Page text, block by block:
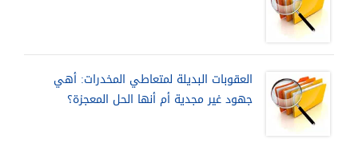
العقوبات البديلة لمتعاطي المخدرات: أهي
جهود غير مجدية أم أنها الحل المعجزة؟